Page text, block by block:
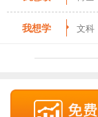
我想学 文科